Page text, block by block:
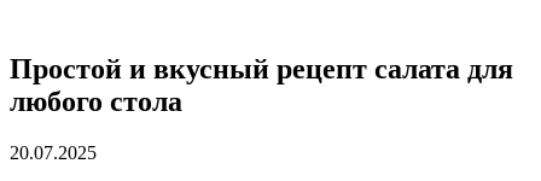
Простой и вкусный рецепт салата для
любого стола
20.07.2025